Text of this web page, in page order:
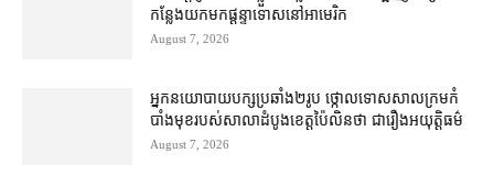
កន្លែង​យក​មក​ផ្ដន្ទាទោស​នៅ​អាមេរិក
August 7, 2026
អ្នកនយោបាយ​បក្ស​ប្រឆាំង​២​រូប ថ្កោលទោស​សាលក្រម​កំ
បាំងមុខ​របស់​សាលាដំបូង​ខេត្ត​ប៉ៃលិន​ថា ជា​រឿង​អយុត្តិធម៌
August 7, 2026